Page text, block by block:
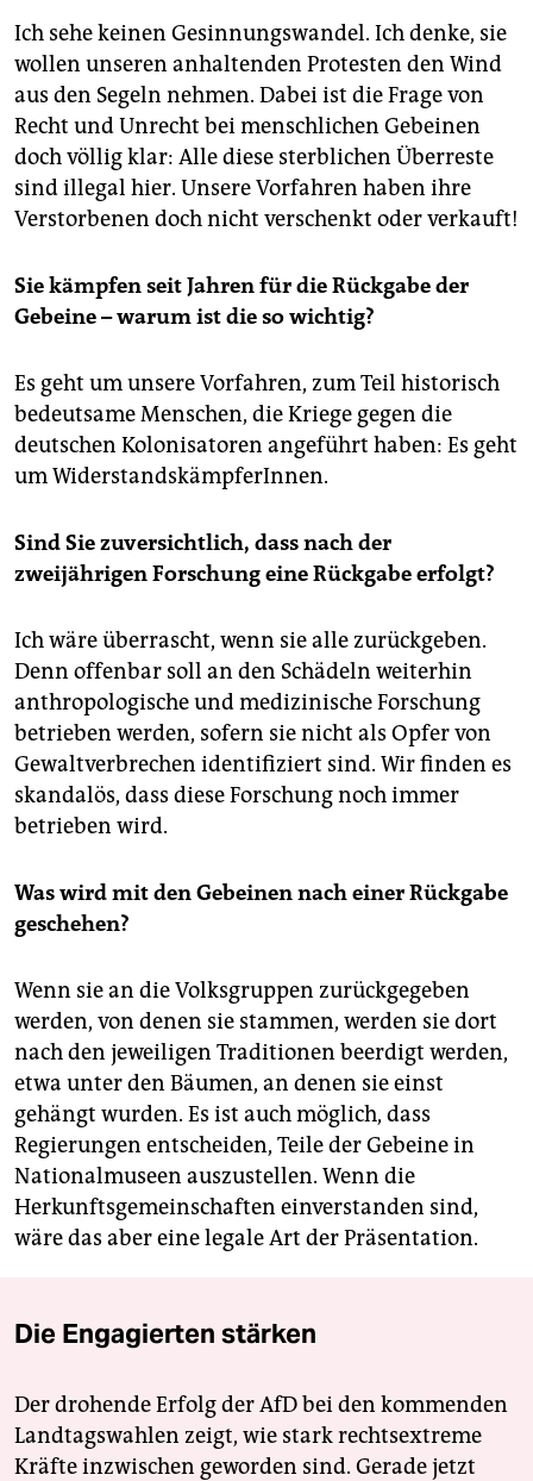
Ich sehe keinen Gesinnungswandel. Ich denke, sie
wollen unseren anhaltenden Protesten den Wind
aus den Segeln nehmen. Dabei ist die Frage von
Recht und Unrecht bei menschlichen Gebeinen
doch völlig klar: Alle diese sterblichen Überreste
sind illegal hier. Unsere Vorfahren haben ihre
Verstorbenen doch nicht verschenkt oder verkauft!
Sie kämpfen seit Jahren für die Rückgabe der
Gebeine – warum ist die so wichtig?
Es geht um unsere Vorfahren, zum Teil historisch
bedeutsame Menschen, die Kriege gegen die
deutschen Kolonisatoren angeführt haben: Es geht
um WiderstandskämpferInnen.
Sind Sie zuversichtlich, dass nach der
zweijährigen Forschung eine Rückgabe erfolgt?
Ich wäre überrascht, wenn sie alle zurückgeben.
Denn offenbar soll an den Schädeln weiterhin
anthropologische und medizinische Forschung
betrieben werden, sofern sie nicht als Opfer von
Gewaltverbrechen identifiziert sind. Wir finden es
skandalös, dass diese Forschung noch immer
betrieben wird.
Was wird mit den Gebeinen nach einer Rückgabe
geschehen?
Wenn sie an die Volksgruppen zurückgegeben
werden, von denen sie stammen, werden sie dort
nach den jeweiligen Traditionen beerdigt werden,
etwa unter den Bäumen, an denen sie einst
gehängt wurden. Es ist auch möglich, dass
Regierungen entscheiden, Teile der Gebeine in
Nationalmuseen auszustellen. Wenn die
Herkunftsgemeinschaften einverstanden sind,
wäre das aber eine legale Art der Präsentation.
Die Engagierten stärken
Der drohende Erfolg der AfD bei den kommenden
Landtagswahlen zeigt, wie stark rechtsextreme
Kräfte inzwischen geworden sind. Gerade jetzt